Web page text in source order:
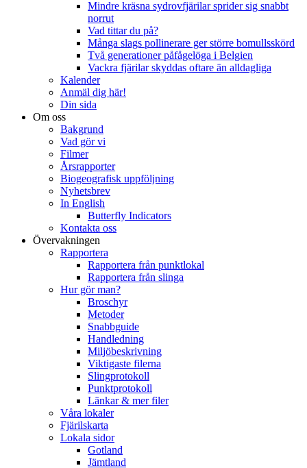
Mindre kräsna sydrovfjärilar sprider sig snabbt
norrut
Vad tittar du på?
Många slags pollinerare ger större bomullsskörd
Två generationer påfågelöga i Belgien
Vackra fjärilar skyddas oftare än alldagliga
Kalender
Anmäl dig här!
Din sida
Om oss
Bakgrund
Vad gör vi
Filmer
Årsrapporter
Biogeografisk uppföljning
Nyhetsbrev
In English
Butterfly Indicators
Kontakta oss
Övervakningen
Rapportera
Rapportera från punktlokal
Rapportera från slinga
Hur gör man?
Broschyr
Metoder
Snabbguide
Handledning
Miljöbeskrivning
Viktigaste filerna
Slingprotokoll
Punktprotokoll
Länkar & mer filer
Våra lokaler
Fjärilskarta
Lokala sidor
Gotland
Jämtland